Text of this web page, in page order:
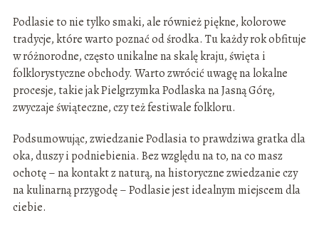
Podlasie to nie tylko smaki, ale również piękne, kolorowe
tradycje, które warto poznać od środka. Tu każdy rok obfituje
w różnorodne, często unikalne na skalę kraju, święta i
folklorystyczne obchody. Warto zwrócić uwagę na lokalne
procesje, takie jak Pielgrzymka Podlaska na Jasną Górę,
zwyczaje świąteczne, czy też festiwale folkloru.
Podsumowując, zwiedzanie Podlasia to prawdziwa gratka dla
oka, duszy i podniebienia. Bez względu na to, na co masz
ochotę – na kontakt z naturą, na historyczne zwiedzanie czy
na kulinarną przygodę – Podlasie jest idealnym miejscem dla
ciebie.